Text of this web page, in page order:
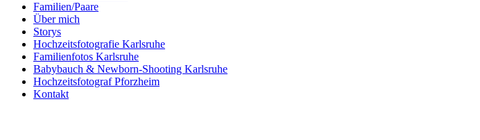
Familien/Paare
Über mich
Storys
Hochzeitsfotografie Karlsruhe
Familienfotos Karlsruhe
Babybauch & Newborn-Shooting Karlsruhe
Hochzeitsfotograf Pforzheim
Kontakt